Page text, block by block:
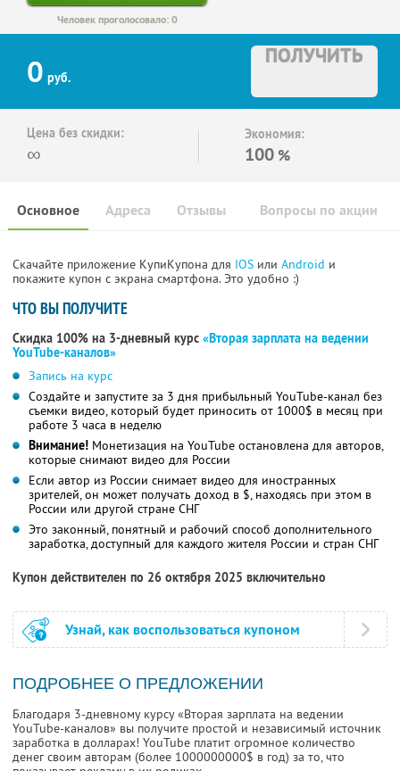
Человек проголосовало: 0
0 руб.
ПОЛУЧИТЬ
Цена без скидки:
∞
Экономия:
100 %
Основное Отзывы Вопросы по акции
Адреса
Скачайте приложение КупиКупона для IOS или Android и
покажите купон с экрана смартфона. Это удобно :)
ЧТО ВЫ ПОЛУЧИТЕ
Скидка 100% на 3-дневный курс «Вторая зарплата на ведении
YouTube-каналов»
Запись на курс
Создайте и запустите за 3 дня прибыльный YouTube-канал без
съемки видео, который будет приносить от 1000$ в месяц при
работе 3 часа в неделю
Внимание! Монетизация на YouTube остановлена для авторов,
которые снимают видео для России
Если автор из России снимает видео для иностранных
зрителей, он может получать доход в $, находясь при этом в
России или другой стране СНГ
Это законный, понятный и рабочий способ дополнительного
заработка, доступный для каждого жителя России и стран СНГ
Купон действителен по 26 октября 2025 включительно
Узнай, как воспользоваться купоном
ПОДРОБНЕЕ О ПРЕДЛОЖЕНИИ
Благодаря 3-дневному курсу «Вторая зарплата на ведении
YouTube-каналов» вы получите простой и независимый источник
заработка в долларах! YouTube платит огромное количество
денег своим авторам (более 1000000000$ в год) за то, что